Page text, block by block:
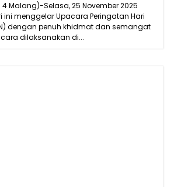
4 Malang)-Selasa, 25 November 2025
ini menggelar Upacara Peringatan Hari
dengan penuh khidmat dan semangat
dilaksanakan di...